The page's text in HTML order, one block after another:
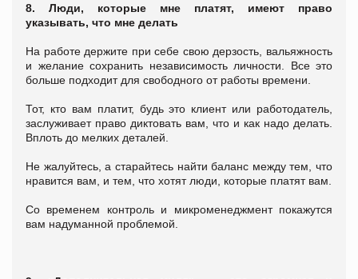
8. Люди, которые мне платят, имеют право
указывать, что мне делать
На работе держите при себе свою дерзость, вальяжность
и желание сохранить независимость личности. Все это
больше подходит для свободного от работы времени.
Тот, кто вам платит, будь это клиент или работодатель,
заслуживает право диктовать вам, что и как надо делать.
Вплоть до мелких деталей.
Не жалуйтесь, а старайтесь найти баланс между тем, что
нравится вам, и тем, что хотят люди, которые платят вам.
Со временем контроль и микроменеджмент покажутся
вам надуманной проблемой.